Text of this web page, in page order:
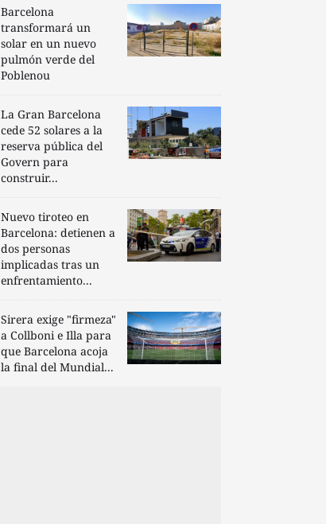
Barcelona
transformará un
solar en un nuevo
pulmón verde del
Poblenou
La Gran Barcelona
cede 52 solares a la
reserva pública del
Govern para
construir...
Nuevo tiroteo en
Barcelona: detienen a
dos personas
implicadas tras un
enfrentamiento...
Sirera exige "firmeza"
a Collboni e Illa para
que Barcelona acoja
la final del Mundial...